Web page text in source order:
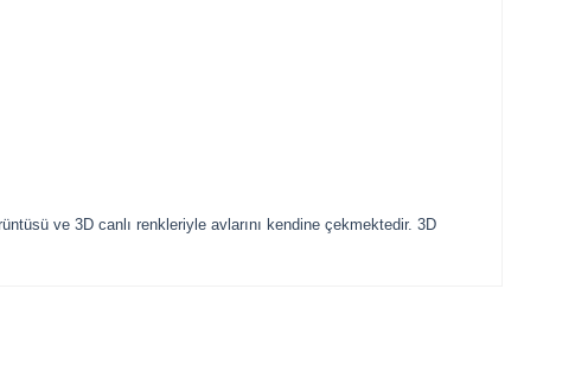
ve 3D canlı renkleriyle avlarını kendine çekmektedir. 3D